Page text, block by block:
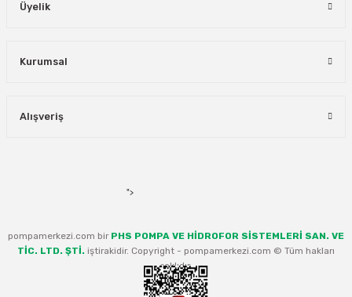
Üyelik
Kurumsal
Alışveriş
">
pompamerkezi.com bir PHS POMPA VE HİDROFOR SİSTEMLERİ SAN. VE
TİC. LTD. ŞTİ. iştirakidir. Copyright - pompamerkezi.com © Tüm hakları
saklıdır.